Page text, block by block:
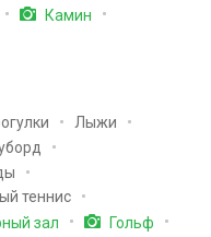
Камин
Лыжи
теннис
зал
Гольф